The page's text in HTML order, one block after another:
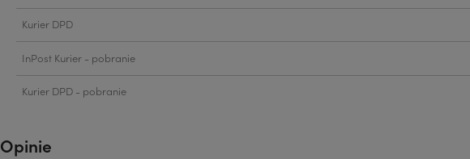
Kurier DPD
InPost Kurier - pobranie
Kurier DPD - pobranie
Opinie